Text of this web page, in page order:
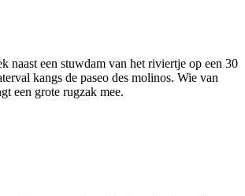
naast een stuwdam van het riviertje op een 30
kangs de paseo des molinos. Wie van
een grote rugzak mee.